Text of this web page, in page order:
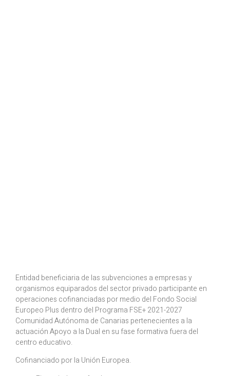
Entidad beneficiaria de las subvenciones a empresas y
organismos equiparados del sector privado participante en
operaciones cofinanciadas por medio del Fondo Social
Europeo Plus dentro del Programa FSE+ 2021-2027
Comunidad Autónoma de Canarias pertenecientes a la
actuación Apoyo a la Dual en su fase formativa fuera del
centro educativo.
Cofinanciado por la Unión Europea.